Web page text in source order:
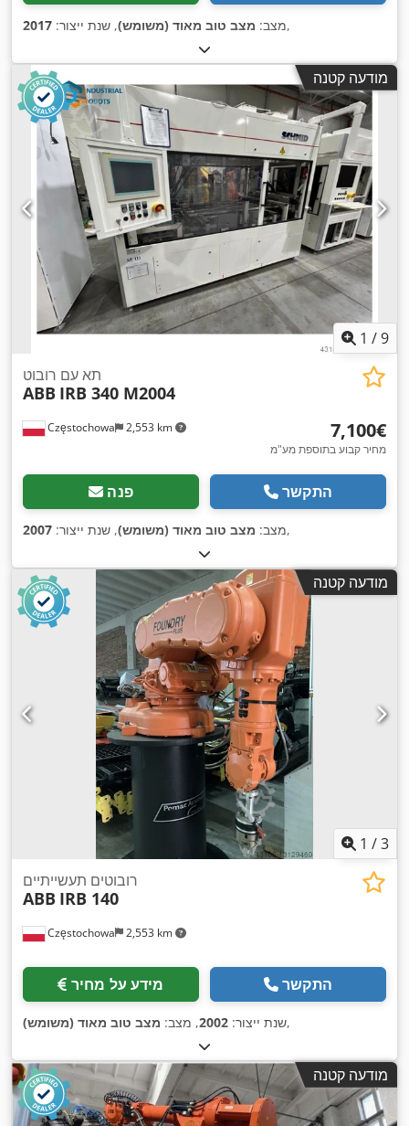
מצב: מצב טוב מאוד (משומש), שנת ייצור: 2017 ,
מודעה קטנה
1 /9
Częstochowa 2,553 km
תא עם רובוט
ABB IRB 340 M2004
‏7,100 ‏€
מחיר קבוע בתוספת מע"מ
פנה התקשר
מצב: מצב טוב מאוד (משומש), שנת ייצור: 2007 ,
מודעה קטנה
1 /3
Częstochowa 2,553 km
רובוטים תעשייתיים
ABB IRB 140
מידע על מחיר התקשר
שנת ייצור: 2002, מצב: מצב טוב מאוד (משומש) ,
מודעה קטנה